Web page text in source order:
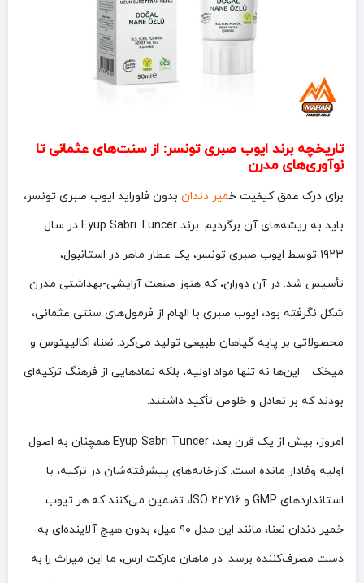
تاریخچه برند ایوب صبری تونسر: از سنت‌های عثمانی تا
نوآوری‌های مدرن
برای درک عمق کیفیت خمیر دندان بدون فلوراید ایوب صبری تونسر،
باید به ریشه‌های آن برگردیم. برند Eyup Sabri Tuncer در سال
۱۹۲۳ توسط ایوب صبری تونسر، یک عطار ماهر در استانبول،
تأسیس شد. در آن دوران، که هنوز صنعت آرایشی-بهداشتی مدرن
شکل نگرفته بود، ایوب صبری با الهام از فرمول‌های سنتی عثمانی،
محصولاتی بر پایه گیاهان طبیعی تولید می‌کرد. نعنا، اکالیپتوس و
میخک – این‌ها نه تنها مواد اولیه، بلکه نمادهایی از فرهنگ ترکیه‌ای
بودند که بر تعادل و خلوص تأکید داشتند.
امروز، بیش از یک قرن بعد، Eyup Sabri Tuncer همچنان به اصول
اولیه وفادار مانده است. کارخانه‌های پیشرفته‌شان در ترکیه، با
استانداردهای GMP و ISO ۲۲۷۱۶، تضمین می‌کنند که هر تیوب
خمیر دندان نعنا، مانند این مدل ۹۰ میل، بدون هیچ آلاینده‌ای به
دست مصرف‌کننده برسد. در ماهان مارکت ارس، ما این میراث را به